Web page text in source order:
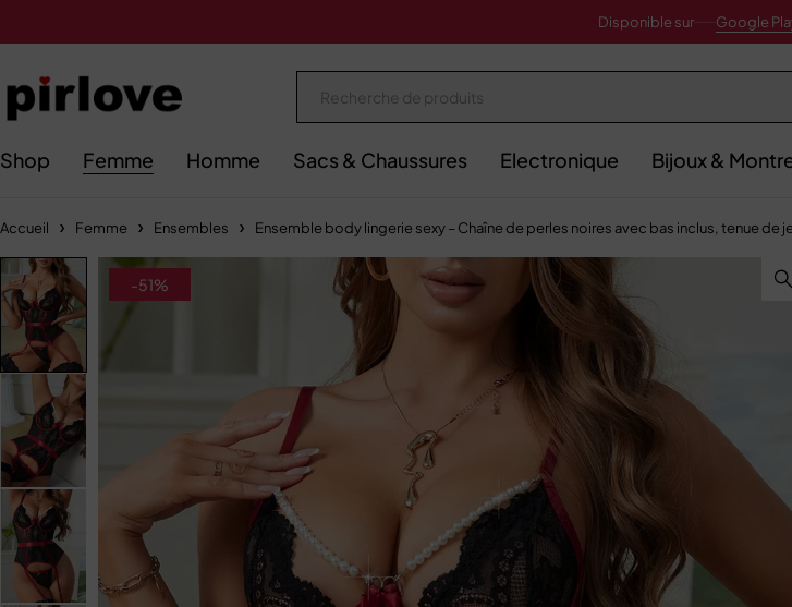
Disponible sur Google
Shop Femme Homme Sacs & Chaussures Electronique Bijoux &
Accueil Femme Ensembles Ensemble body lingerie sexy – Chaîne de perles noires avec bas inclus, tenue de
-51%